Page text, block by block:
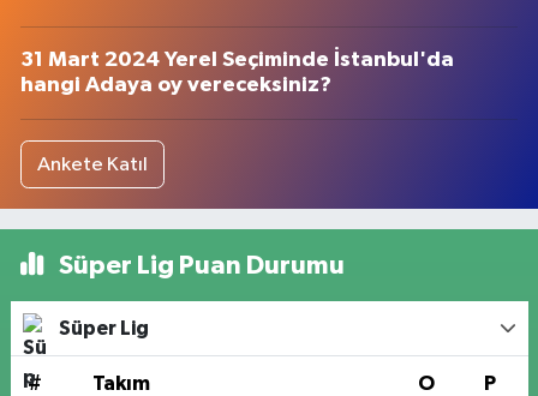
31 Mart 2024 Yerel Seçiminde İstanbul'da
hangi Adaya oy vereceksiniz?
Ankete Katıl
Süper Lig Puan Durumu
Süper Lig
# Takım O P